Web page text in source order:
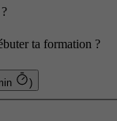
ta formation ?
)